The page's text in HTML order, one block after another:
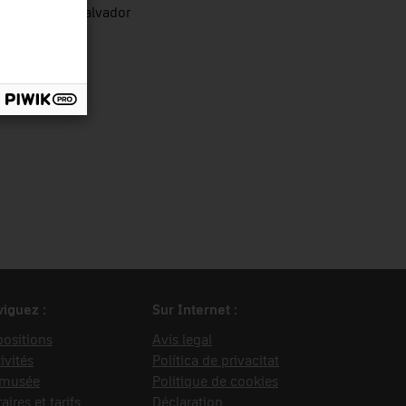
Sargatal, Salvador
:
musée
et tarifs
Sur Internet :
Avís legal
Política de privacitat
Politique de cookies
Déclaration